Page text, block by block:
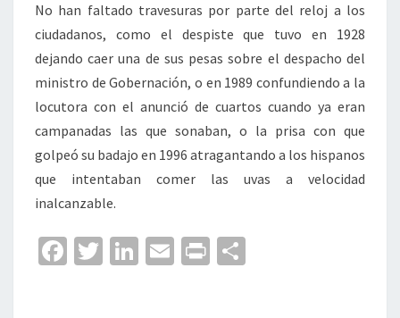
No han faltado travesuras por parte del reloj a los
ciudadanos, como el despiste que tuvo en 1928
dejando caer una de sus pesas sobre el despacho del
ministro de Gobernación, o en 1989 confundiendo a la
locutora con el anunció de cuartos cuando ya eran
campanadas las que sonaban, o la prisa con que
golpeó su badajo en 1996 atragantando a los hispanos
que intentaban comer las uvas a velocidad
inalcanzable.
Fa T
Li
E
Pr